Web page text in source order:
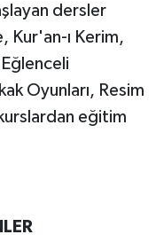
dersler
Kur'an-ı Kerim,
Oyunları, Resim
eğitim